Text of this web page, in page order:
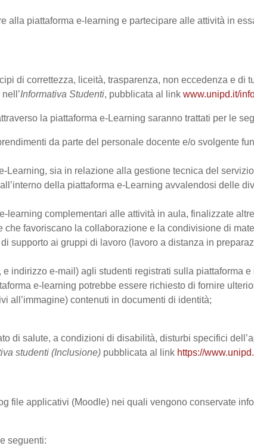
alla piattaforma e-learning e partecipare alle attività in
di correttezza, liceità, trasparenza, non eccedenza e di
Informativa Studenti, pubblicata al link www.unipd.it/
la piattaforma e-Learning saranno trattati per le
da parte del personale docente e/o svolgente
Learning, sia in relazione alla gestione tecnica del
della piattaforma e-Learning avvalendosi delle
learning complementari alle attività in aula, finalizzate
favoriscano la collaborazione e la condivisione di
supporto ai gruppi di lavoro (lavoro a distanza in
indirizzo e-mail) agli studenti registrati sulla piattaforma
e-learning potrebbe essere richiesto di fornire
all’immagine) contenuti in documenti di identità;
di salute, a condizioni di disabilità, disturbi specifici
studenti (Inclusione) pubblicata al link https://
file applicativi (Moodle) nei quali vengono conservate
seguenti: